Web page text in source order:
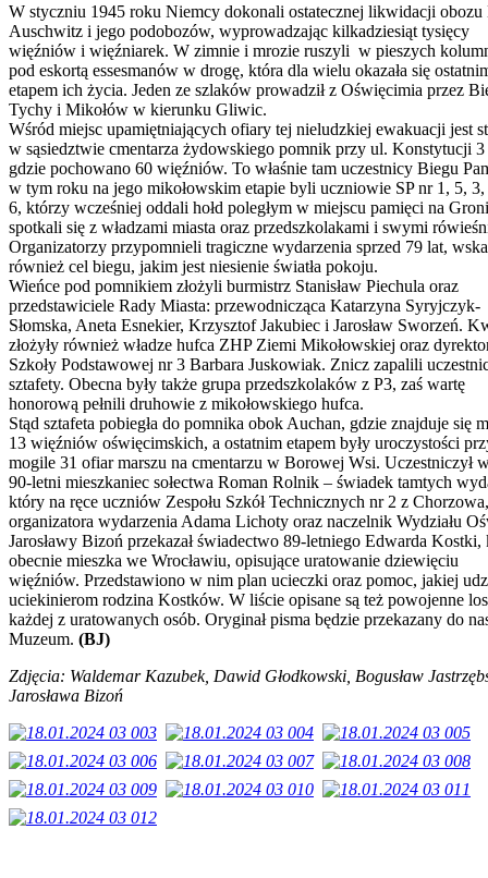
W styczniu 1945 roku Niemcy dokonali ostatecznej likwidacji
Auschwitz i jego podobozów, wyprowadzając kilkadziesiąt tysięcy
więźniów i więźniarek. W zimnie i mrozie ruszyli w pieszych
pod eskortą essesmanów w drogę, która dla wielu okazała się
etapem ich życia. Jeden ze szlaków prowadził z Oświęcimia przez
Tychy i Mikołów w kierunku Gliwic.
Wśród miejsc upamiętniających ofiary tej nieludzkiej ewakuacji jest
w sąsiedztwie cmentarza żydowskiego pomnik przy ul. Konstytucji
gdzie pochowano 60 więźniów. To właśnie tam uczestnicy Biegu
w tym roku na jego mikołowskim etapie byli uczniowie SP nr 1, 5,
6, którzy wcześniej oddali hołd poległym w miejscu pamięci na
spotkali się z władzami miasta oraz przedszkolakami i swymi
Organizatorzy przypomnieli tragiczne wydarzenia sprzed 79 lat,
również cel biegu, jakim jest niesienie światła pokoju.
Wieńce pod pomnikiem złożyli burmistrz Stanisław Piechula oraz
przedstawiciele Rady Miasta: przewodnicząca Katarzyna Syryjczyk-
Słomska, Aneta Esnekier, Krzysztof Jakubiec i Jarosław Sworzeń.
złożyły również władze hufca ZHP Ziemi Mikołowskiej oraz
Szkoły Podstawowej nr 3 Barbara Juskowiak. Znicz zapalili
sztafety. Obecna były także grupa przedszkolaków z P3, zaś wartę
honorową pełnili druhowie z mikołowskiego hufca.
Stąd sztafeta pobiegła do pomnika obok Auchan, gdzie znajduje się
13 więźniów oświęcimskich, a ostatnim etapem były uroczystości
mogile 31 ofiar marszu na cmentarzu w Borowej Wsi. Uczestniczył
90-letni mieszkaniec sołectwa Roman Rolnik – świadek tamtych
który na ręce uczniów Zespołu Szkół Technicznych nr 2 z Chorzowa,
organizatora wydarzenia Adama Lichoty oraz naczelnik Wydziału
Jarosławy Bizoń przekazał świadectwo 89-letniego Edwarda Kostki,
obecnie mieszka we Wrocławiu, opisujące uratowanie dziewięciu
więźniów. Przedstawiono w nim plan ucieczki oraz pomoc, jakiej
uciekinierom rodzina Kostków. W liście opisane są też powojenne
każdej z uratowanych osób. Oryginał pisma będzie przekazany do
Muzeum. (BJ)
Zdjęcia: Waldemar Kazubek, Dawid Głodkowski, Bogusław
Jarosława Bizoń